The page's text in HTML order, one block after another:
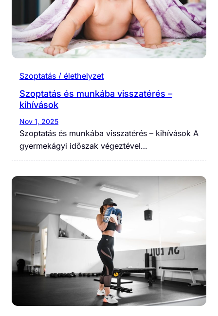
Szoptatás / élethelyzet
Szoptatás és munkába visszatérés –
kihívások
Nov 1, 2025
Szoptatás és munkába visszatérés – kihívások A
gyermekágyi időszak végeztével…